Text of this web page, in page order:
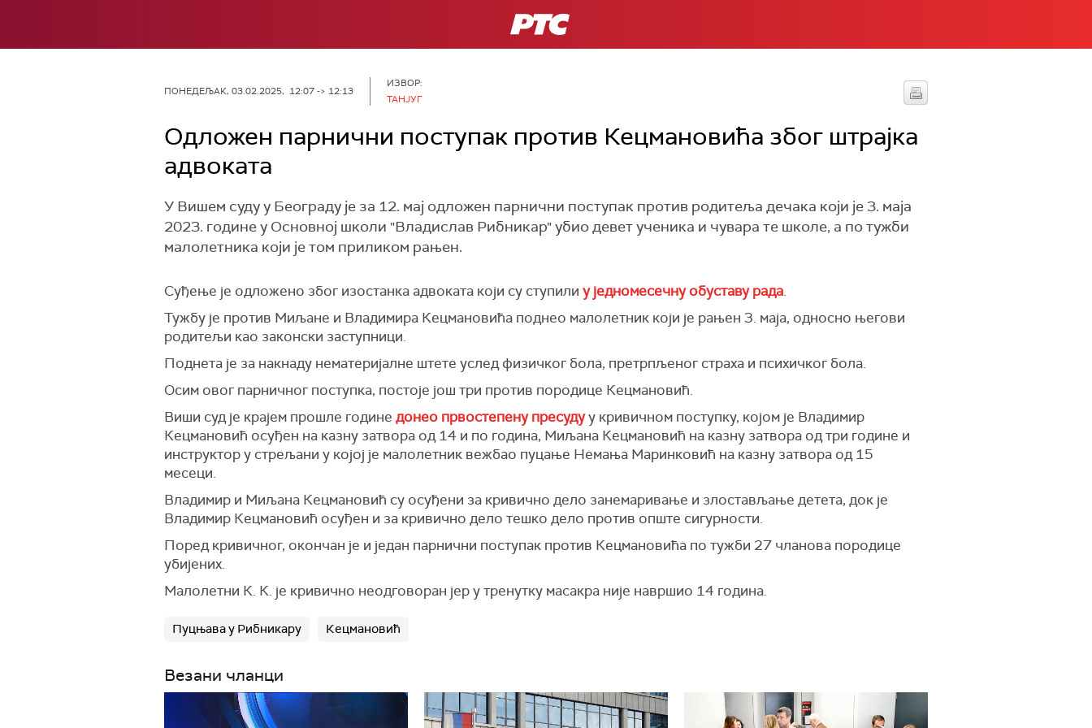
РТС
ПОНЕДЕЉАК, 03.02.2025, 12:07 -> 12:13
ИЗВОР:
ТАНЈУГ
Одложен парнични поступак против Кецмановића због штрајка
адвоката
У Вишем суду у Београду је за 12. мај одложен парнични поступак против родитеља дечака који је 3. маја
2023. године у Основној школи "Владислав Рибникар" убио девет ученика и чувара те школе, а по тужби
малолетника који је том приликом рањен.
Суђење је одложено због изостанка адвоката који су ступили у једномесечну обуставу рада.
Тужбу је против Миљане и Владимира Кецмановића поднео малолетник који је рањен 3. маја, односно његови
родитељи као законски заступници.
Поднета је за накнаду нематеријалне штете услед физичког бола, претрпљеног страха и психичког бола.
Осим овог парничног поступка, постоје још три против породице Кецмановић.
Виши суд је крајем прошле године донео првостепену пресудуу кривичном поступку, којом је Владимир
Кецмановић осуђен на казну затвора од 14 и по година, Миљана Кецмановић на казну затвора од три године и
инструктор у стрељани у којој је малолетник вежбао пуцање Немања Маринковић на казну затвора од 15
месеци.
Владимир и Миљана Кецмановић су осуђени за кривично дело занемаривање и злостављање детета, док је
Владимир Кецмановић осуђен и за кривично дело тешко дело против опште сигурности.
Поред кривичног, окончан је и један парнични поступак против Кецмановића по тужби 27 чланова породице
убијених.
Малолетни К. К. је кривично неодговоран јер у тренутку масакра није навршио 14 година.
Пуцњава у Рибникару Кецмановић
Везани чланци